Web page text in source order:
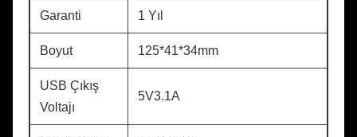
Garanti 1 Yıl
Boyut 125*41*34mm
USB Çıkış
Voltajı
5V3.1A